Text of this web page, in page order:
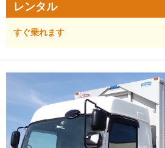
レンタル
すぐ乗れます